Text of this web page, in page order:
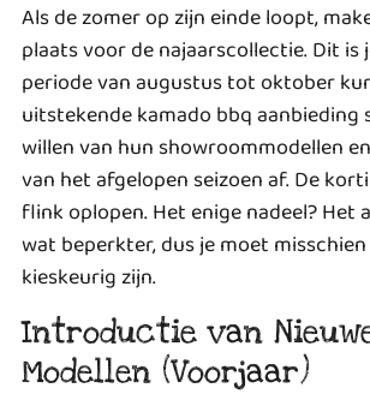
Als de zomer op zijn einde loopt,
plaats voor de najaarscollectie. Dit is
periode van augustus tot oktober
uitstekende kamado bbq aanbieding
willen van hun showroommodellen
van het afgelopen seizoen af. De
flink oplopen. Het enige nadeel? Het
wat beperkter, dus je moet
kieskeurig zijn.
Introductie van
Modellen (Voorjaar)